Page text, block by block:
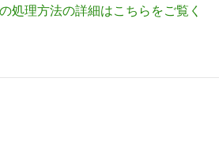
処理方法の詳細はこちらをご覧く